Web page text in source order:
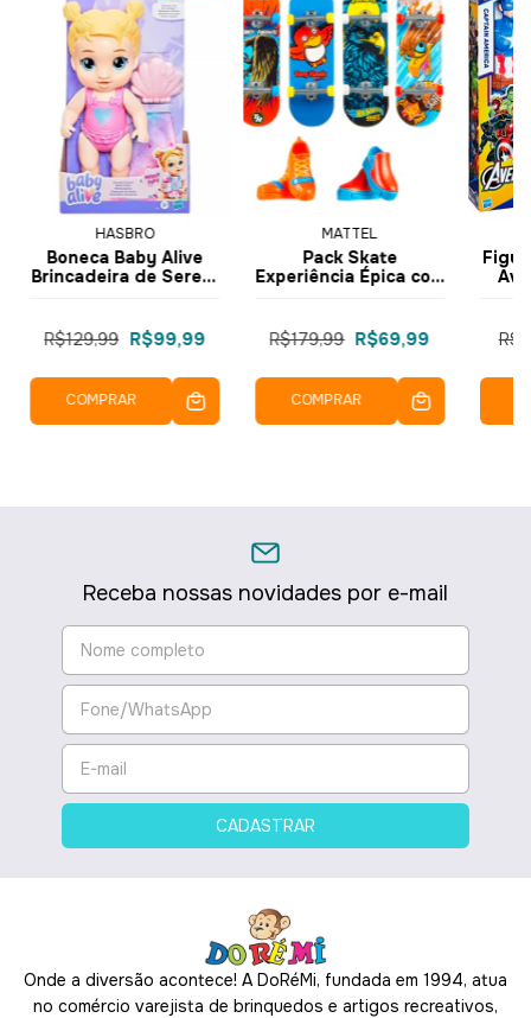
HASBRO
Boneca Baby Alive
Brincadeira de Sereia
R$129,99 R$99,99
COMPRAR
MATTEL
Pack Skate
Experiência Épica com
Mattel
R$179,99 R$69,99
COMPRAR
Receba nossas novidades por e-mail
Onde a diversão acontece! A DoRéMi, fundada em 1994, atua
no comércio varejista de brinquedos e artigos recreativos,